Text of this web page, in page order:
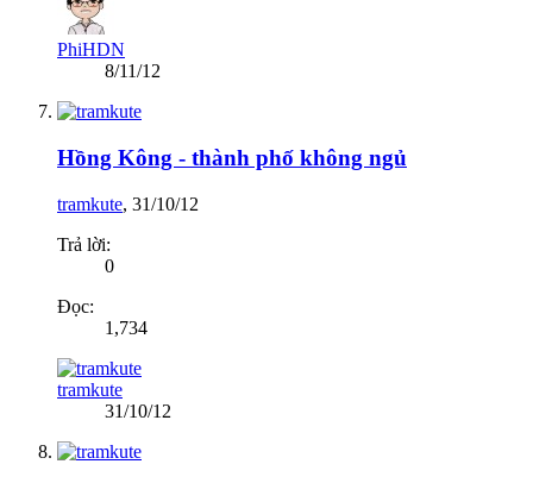
PhiHDN
8/11/12
Hồng Kông - thành phố không ngủ
tramkute, 31/10/12
Trả lời:
0
Đọc:
1,734
tramkute
31/10/12